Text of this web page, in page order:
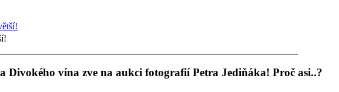
Divokého vína zve na aukci fotografií Petra Jediňáka! Proč asi..?